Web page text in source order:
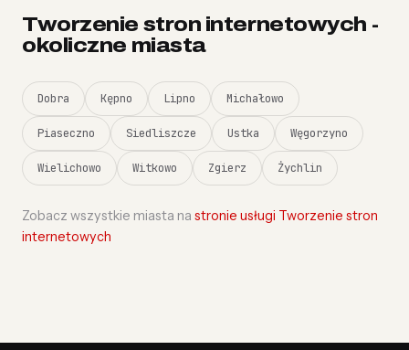
Tworzenie stron internetowych -
okoliczne miasta
Dobra Kępno Lipno Michałowo
Piaseczno Siedliszcze Ustka Węgorzyno
Wielichowo Witkowo Zgierz Żychlin
Zobacz wszystkie miasta na stronie usługi Tworzenie stron
internetowych